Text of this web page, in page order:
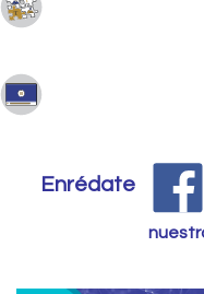
Enrédate